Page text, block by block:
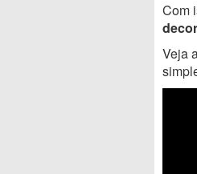
Com
Veja